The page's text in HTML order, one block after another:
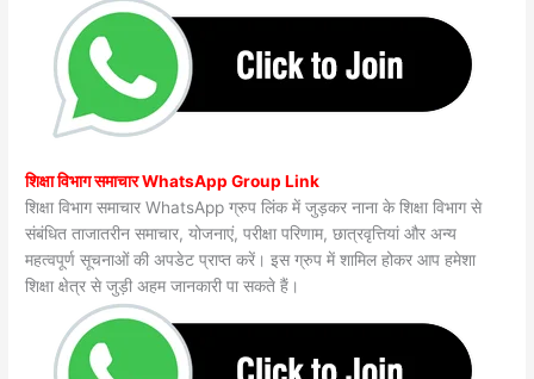
शिक्षा विभाग समाचार WhatsApp Group Link
शिक्षा विभाग समाचार WhatsApp ग्रुप लिंक में जुड़कर नाना के शिक्षा विभाग से
संबंधित ताजातरीन समाचार, योजनाएं, परीक्षा परिणाम, छात्रवृत्तियां और अन्य
महत्वपूर्ण सूचनाओं की अपडेट प्राप्त करें। इस ग्रुप में शामिल होकर आप हमेशा
शिक्षा क्षेत्र से जुड़ी अहम जानकारी पा सकते हैं।